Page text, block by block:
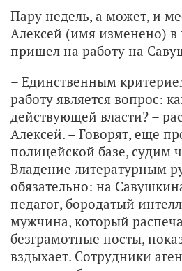
Пару недель, а может, и
Алексей (имя изменено) в
пришел на работу на
– Единственным
работу является вопрос:
действующей власти? –
Алексей. – Говорят, еще
полицейской базе, судим
Владение литературным
обязательно: на
педагог, бородатый
мужчина, который
безграмотные посты,
вздыхает. Сотрудники